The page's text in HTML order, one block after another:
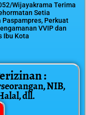
Wijayakrama Terima
Setia
Paspampres, Perkuat
VVIP dan
Ibu Kota
:
NIB,
dll.